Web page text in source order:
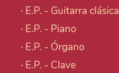
· E.P. - Guitarra clásica
· E.P. - Piano
· E.P. - Órgano
· E.P. - Clave